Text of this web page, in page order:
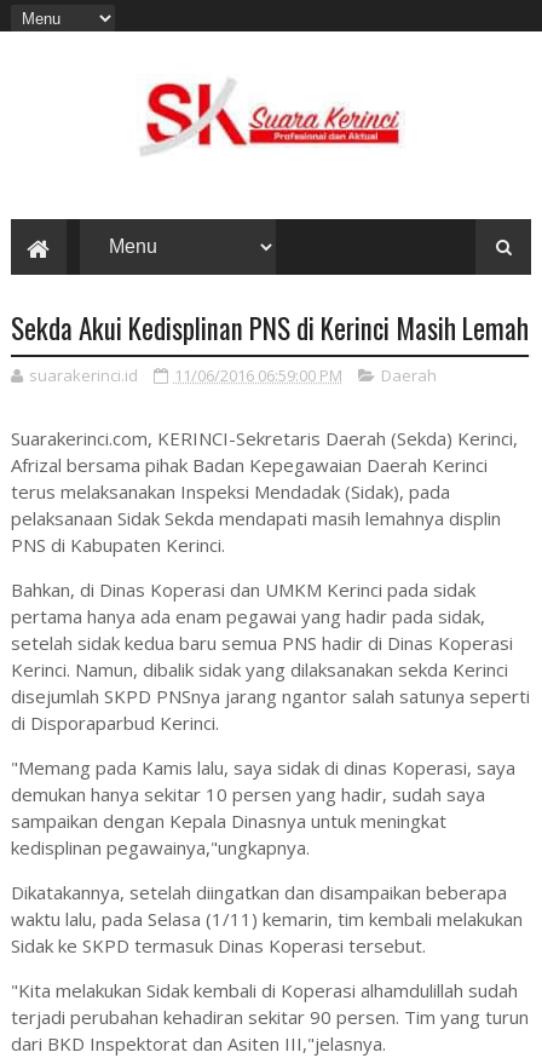
Sekda Akui Kedisplinan PNS di Kerinci Masih Lemah
suarakerinci.id 11/06/2016 06:59:00 PM Daerah
Suarakerinci.com, KERINCI-Sekretaris Daerah (Sekda) Kerinci,
Afrizal bersama pihak Badan Kepegawaian Daerah Kerinci
terus melaksanakan Inspeksi Mendadak (Sidak), pada
pelaksanaan Sidak Sekda mendapati masih lemahnya displin
PNS di Kabupaten Kerinci.
Bahkan, di Dinas Koperasi dan UMKM Kerinci pada sidak
pertama hanya ada enam pegawai yang hadir pada sidak,
setelah sidak kedua baru semua PNS hadir di Dinas Koperasi
Kerinci. Namun, dibalik sidak yang dilaksanakan sekda Kerinci
disejumlah SKPD PNSnya jarang ngantor salah satunya seperti
di Disporaparbud Kerinci.
"Memang pada Kamis lalu, saya sidak di dinas Koperasi, saya
demukan hanya sekitar 10 persen yang hadir, sudah saya
sampaikan dengan Kepala Dinasnya untuk meningkat
kedisplinan pegawainya,"ungkapnya.
Dikatakannya, setelah diingatkan dan disampaikan beberapa
waktu lalu, pada Selasa (1/11) kemarin, tim kembali melakukan
Sidak ke SKPD termasuk Dinas Koperasi tersebut.
"Kita melakukan Sidak kembali di Koperasi alhamdulillah sudah
terjadi perubahan kehadiran sekitar 90 persen. Tim yang turun
dari BKD Inspektorat dan Asiten III,"jelasnya.